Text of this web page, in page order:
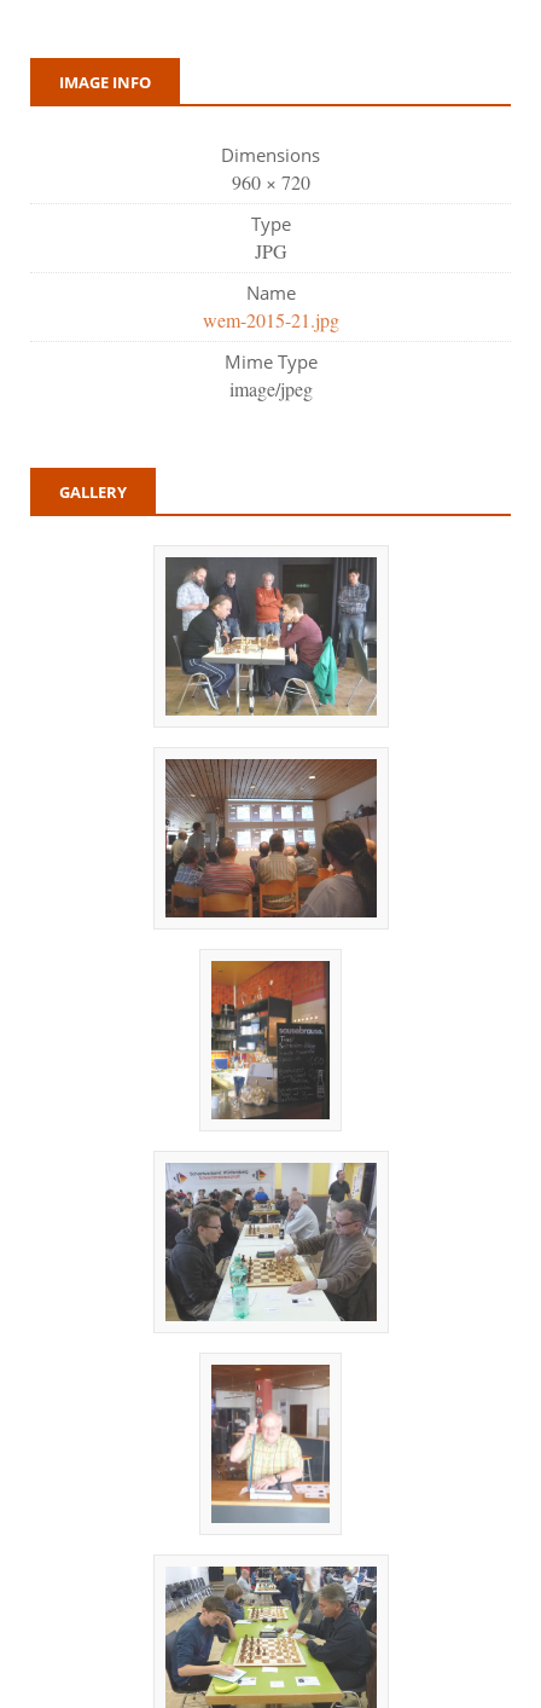
IMAGE INFO
Dimensions
960 × 720
Type
JPG
Name
wem-2015-21.jpg
Mime Type
image/jpeg
GALLERY